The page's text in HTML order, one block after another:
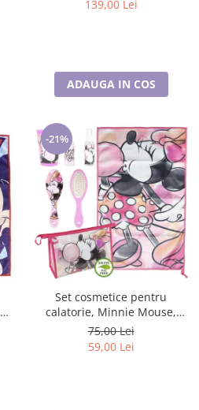
139,00 Lei
ADAUGA IN COS
-21%
Set cosmetice pentru
calatorie, Minnie Mouse,
Disney
75,00 Lei
59,00 Lei